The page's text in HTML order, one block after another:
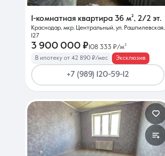
1-комнатная квартира 36 м², 2/2 эт.
Краснодар, мкр. Центральный, ул. Рашпилевская,
127
3 900 000 ₽ 108 333 ₽/м²
В ипотеку от 42 890 ₽/мес Эксклюзив
+7 (989) 120-59-12